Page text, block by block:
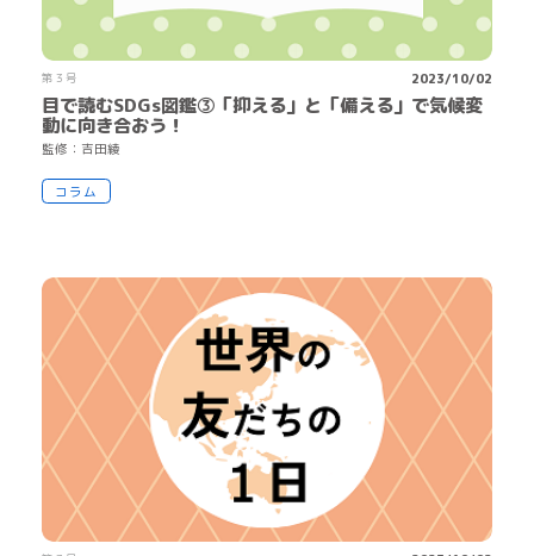
第３号 2023/10/02
目で読むSDGs図鑑③「抑える」と「備える」で気候変
動に向き合おう！
監修 ： 吉田綾
コラム